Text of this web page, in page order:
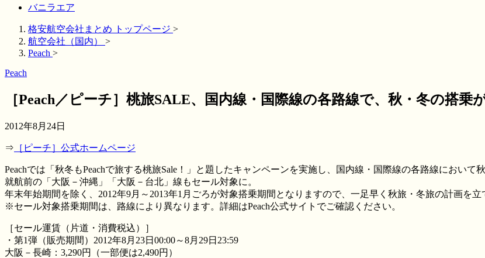
バニラエア
格安航空会社まとめ トップページ >
航空会社（国内）
>
Peach >
Peach
［Peach／ピーチ］桃旅SALE、国内線・国際線の各路線で、秋・冬の搭乗
2012年8月24日
⇒ ［ピーチ］公式ホームページ
Peachでは「秋冬もPeachで旅する桃旅Sale！」と題したキャンペーンを実施し、国内線・国際線の各路線において
就航前の「大阪－沖縄」「大阪－台北」線もセール対象に。
年末年始期間を除く、2012年9月～2013年1月ごろが対象搭乗期間となりますので、一足早く秋旅・冬旅の計画を立
※セール対象搭乗期間は、路線により異なります。詳細はPeach公式サイトでご確認ください。
［セール運賃（片道・消費税込）］
・第1弾（販売期間）2012年8月23日00:00～8月29日23:59
大阪－長崎：3,290円（一部便は2,490円）